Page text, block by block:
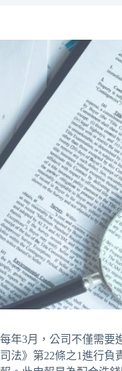
每年3月，公司不僅需要
司法》第22條之1進行負